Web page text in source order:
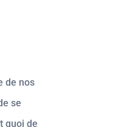
de nos
se
quoi de